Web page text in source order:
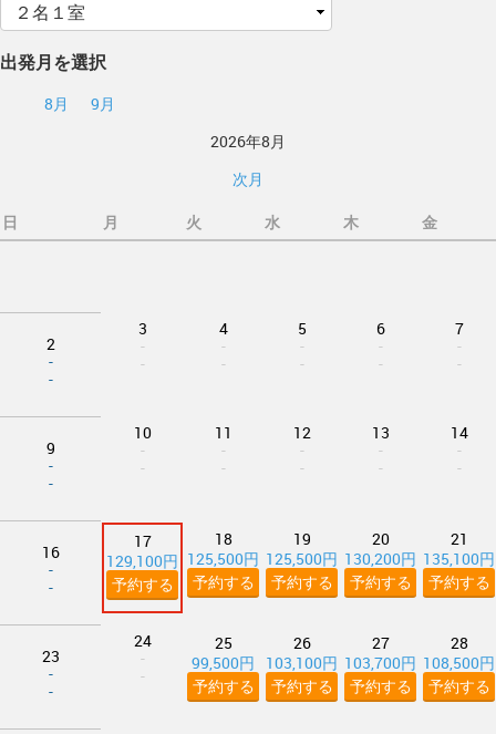
出発月を選択
8月
9月
2026年8月
次月
日 月 火 水 木 金
2
-
-
3
-
-
4
-
-
5
-
-
6
-
-
7
-
-
9
-
-
10
-
-
11
-
-
12
-
-
13
-
-
14
-
-
16
-
-
17
129,100円
予約する
18
125,500円
予約する
19
125,500円
予約する
20
130,200円
予約する
21
135,100円
予約する
23
-
-
24
-
-
25
99,500円
予約する
26
103,100円
予約する
27
103,700円
予約する
28
108,500円
予約する